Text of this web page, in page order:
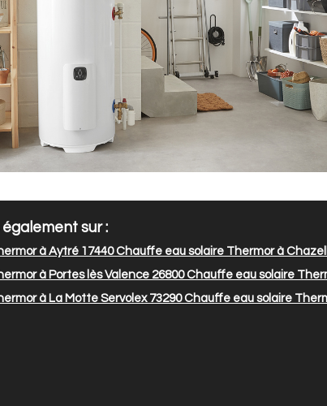
sur :
à Aytré 17440Chauffe eau solaire Thermor à
à Portes lès Valence 26800Chauffe eau solaire
à La Motte Servolex 73290Chauffe eau solaire